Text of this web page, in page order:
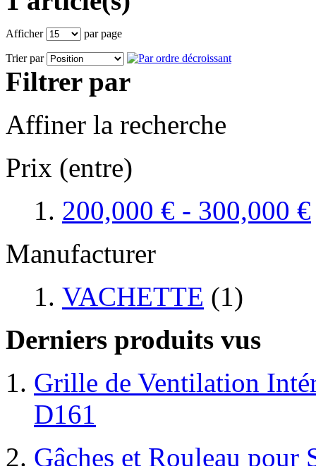
Afficher par page
Trier par
Filtrer par
Affiner la recherche
Prix (entre)
200,000 € - 300,000 €
Manufacturer
VACHETTE (1)
Derniers produits vus
Grille de Ventilation
D161
Gâches et Rouleau pour